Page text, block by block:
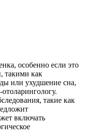
особенно если это
такими как
или ухудшение сна,
такие как
включать